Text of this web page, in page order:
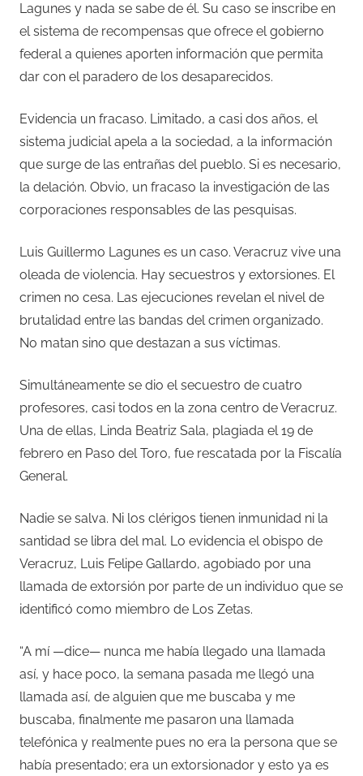
Lagunes y nada se sabe de él. Su caso se inscribe en
el sistema de recompensas que ofrece el gobierno
federal a quienes aporten información que permita
dar con el paradero de los desaparecidos.
Evidencia un fracaso. Limitado, a casi dos años, el
sistema judicial apela a la sociedad, a la información
que surge de las entrañas del pueblo. Si es necesario,
la delación. Obvio, un fracaso la investigación de las
corporaciones responsables de las pesquisas.
Luis Guillermo Lagunes es un caso. Veracruz vive una
oleada de violencia. Hay secuestros y extorsiones. El
crimen no cesa. Las ejecuciones revelan el nivel de
brutalidad entre las bandas del crimen organizado.
No matan sino que destazan a sus víctimas.
Simultáneamente se dio el secuestro de cuatro
profesores, casi todos en la zona centro de Veracruz.
Una de ellas, Linda Beatriz Sala, plagiada el 19 de
febrero en Paso del Toro, fue rescatada por la Fiscalía
General.
Nadie se salva. Ni los clérigos tienen inmunidad ni la
santidad se libra del mal. Lo evidencia el obispo de
Veracruz, Luis Felipe Gallardo, agobiado por una
llamada de extorsión por parte de un individuo que se
identificó como miembro de Los Zetas.
“A mí —dice— nunca me había llegado una llamada
así, y hace poco, la semana pasada me llegó una
llamada así, de alguien que me buscaba y me
buscaba, finalmente me pasaron una llamada
telefónica y realmente pues no era la persona que se
había presentado; era un extorsionador y esto ya es